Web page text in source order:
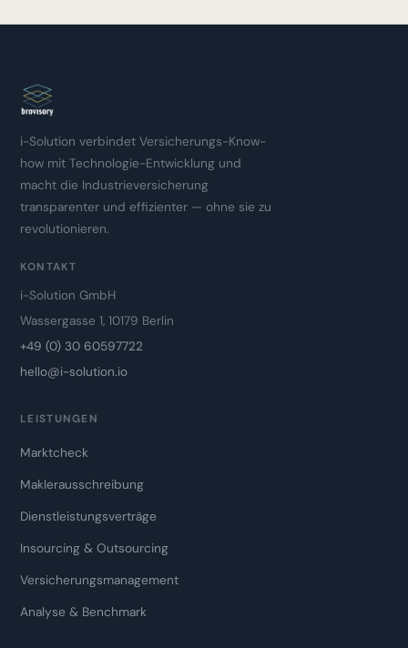
i-Solution verbindet Versicherungs-Know-
how mit Technologie-Entwicklung und
macht die Industrieversicherung
transparenter und effizienter — ohne sie zu
revolutionieren.
KONTAKT
i-Solution GmbH
Wassergasse 1, 10179 Berlin
+49 (0) 30 60597722
hello@i-solution.io
LEISTUNGEN
Marktcheck
Maklerausschreibung
Dienstleistungsverträge
Insourcing & Outsourcing
Versicherungsmanagement
Analyse & Benchmark